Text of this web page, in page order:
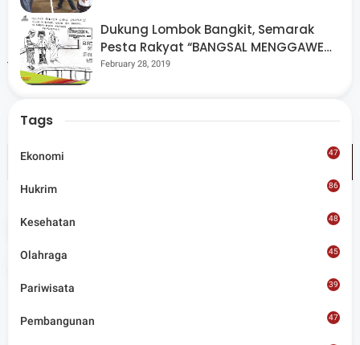
membenahi markas dan kedua Unit Donor Darah serta
memastikan organisasi ini berjalan sesuai AD-ART,"
tutupnya.(Red)
Tags
Share
Dukung Lombok Bangkit, Semarak
Pesta Rakyat “BANGSAL MENGGAWE”
Kembali Digelar Para Seniman Di
February 28, 2019
Tags
Ekonomi 47
Hukrim 86
Kesehatan 48
Olahraga 45
Pariwisata 39
Pembangunan 47